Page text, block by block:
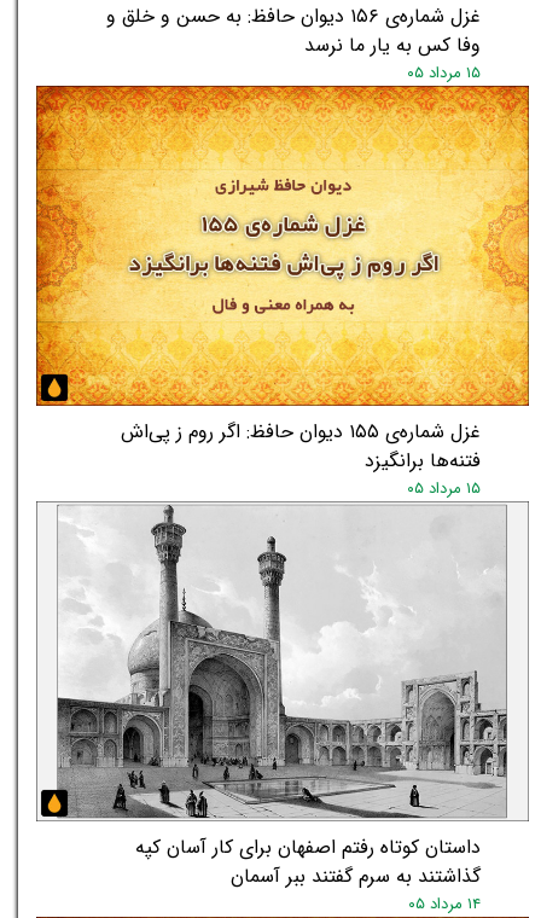
غزل شماره‌ی ۱۵۶ دیوان حافظ: به حسن و خلق و
وفا کس به یار ما نرسد
۱۵ مرداد ۰۵
غزل شماره‌ی ۱۵۵ دیوان حافظ: اگر روم ز پی‌اش
فتنه‌ها برانگیزد
۱۵ مرداد ۰۵
داستان کوتاه رفتم اصفهان برای کار آسان کپه
گذاشتند به سرم گفتند ببر آسمان
۱۴ مرداد ۰۵